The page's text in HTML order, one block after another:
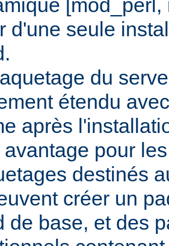
d'une seule
du
étendu
après
avantage pour
destinés
créer un
de base, et des